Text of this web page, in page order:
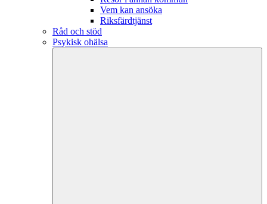
Vem kan ansöka
Riksfärdtjänst
Råd och stöd
Psykisk ohälsa